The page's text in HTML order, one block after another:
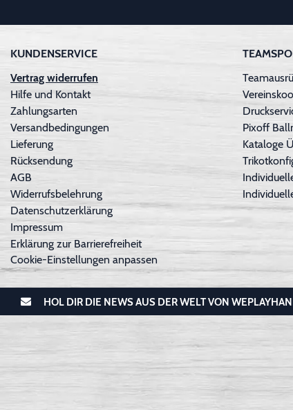
KUNDENSERVICE
Vertrag widerrufen
Hilfe und Kontakt
Zahlungsarten
Versandbedingungen
Lieferung
Rücksendung
AGB
Widerrufsbelehrung
Datenschutzerklärung
Impressum
Erklärung zur Barrierefreiheit
Cookie-Einstellungen anpassen
Pixoff
Kataloge
HOL DIR DIE NEWS AUS DER WELT VON